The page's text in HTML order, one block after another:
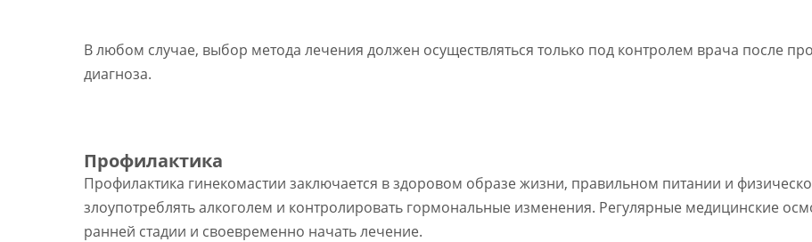
В любом случае, выбор метода лечения должен осуществляться только под контролем врача после
диагноза.
Профилактика
Профилактика гинекомастии заключается в здоровом образе жизни, правильном питании и
злоупотреблять алкоголем и контролировать гормональные изменения. Регулярные медицинские
ранней стадии и своевременно начать лечение.